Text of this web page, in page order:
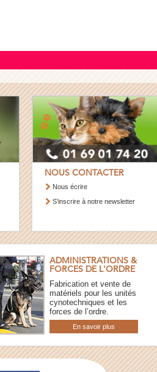
NOUS CONTACTER
Nous écrire
S’inscrire à notre newsletter
ADMINISTRATIONS &
FORCES DE L'ORDRE
Fabrication et vente de
matériels pour les unités
cynotechniques et les
forces de l’ordre.
En savoir plus